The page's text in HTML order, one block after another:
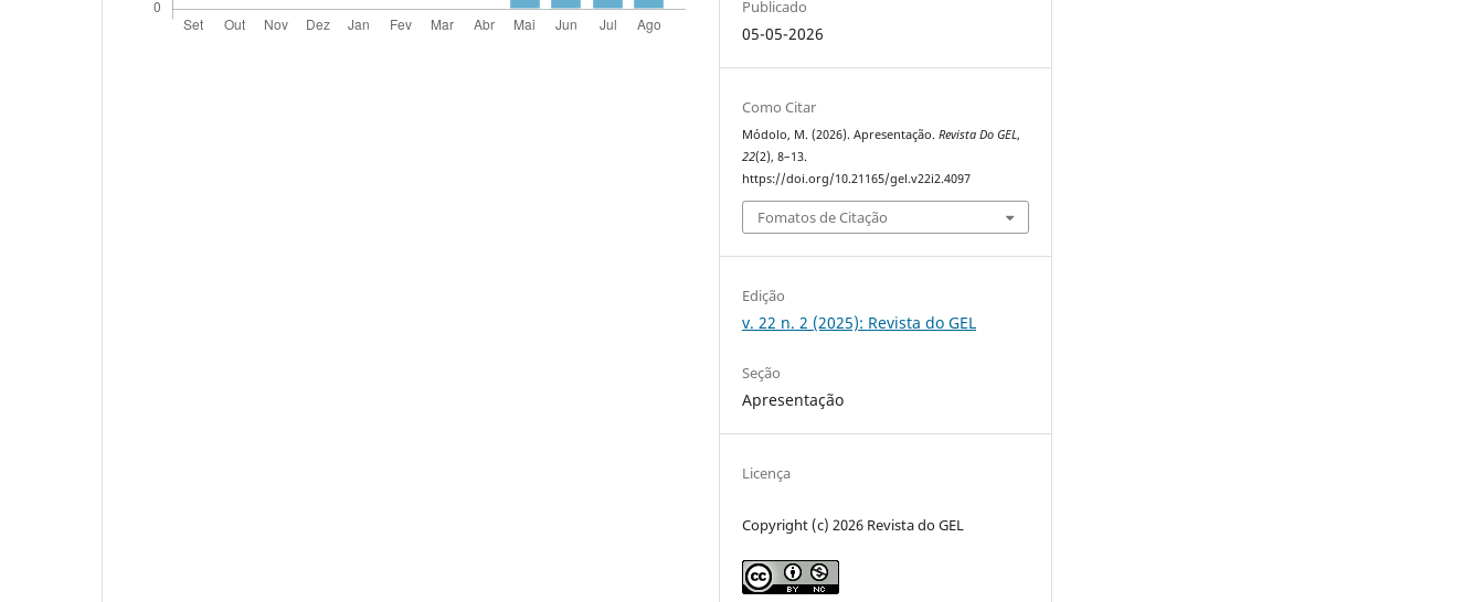
Publicado
05-05-2026
Como Citar
Módolo, M. (2026). Apresentação.Revista Do GEL,
22(2), 8–13.
https://doi.org/10.21165/gel.v22i2.4097
Fomatos de Citação
Edição
v. 22 n. 2 (2025): Revista do GEL
Seção
Apresentação
Licença
Copyright (c) 2026 Revista do GEL